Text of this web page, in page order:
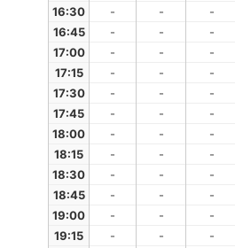
16:30
- - -
16:45
- - -
17:00
- - -
17:15
- - -
17:30
- - -
17:45
- - -
18:00
- - -
18:15
- - -
18:30
- - -
18:45
- - -
19:00
- - -
19:15
- - -